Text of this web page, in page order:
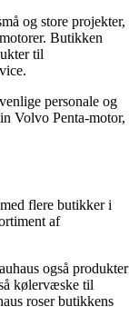
og store projekter,
Butikken
til
personale og
Volvo Penta-motor,
flere butikker i
af
også produkter
kølervæske til
roser butikkens